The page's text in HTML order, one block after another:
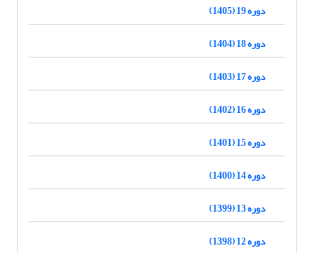
دوره 19 (1405)
دوره 18 (1404)
دوره 17 (1403)
دوره 16 (1402)
دوره 15 (1401)
دوره 14 (1400)
دوره 13 (1399)
دوره 12 (1398)